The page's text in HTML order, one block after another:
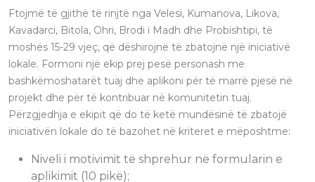
Ftojmë të gjithë të rinjtë nga Velesi, Kumanova, Likova,
Kavadarci, Bitola, Ohri, Brodi i Madh dhe Probishtipi, të
moshës 15-29 vjeç, që dëshirojnë të zbatojnë një iniciativë
lokale. Formoni një ekip prej pesë personash me
bashkëmoshatarët tuaj dhe aplikoni për të marrë pjesë në
projekt dhe për të kontribuar në komunitetin tuaj.
Përzgjedhja e ekipit që do të ketë mundësinë të zbatojë
iniciativën lokale do të bazohet në kriteret e mëposhtme:
Niveli i motivimit të shprehur në formularin e
aplikimit (10 pikë);